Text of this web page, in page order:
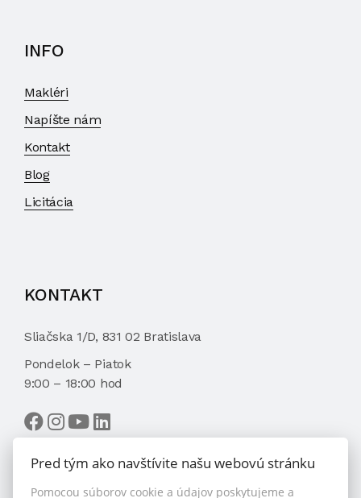
INFO
Makléri
Napíšte nám
Kontakt
Blog
Licitácia
KONTAKT
Sliačska 1/D, 831 02 Bratislava
Pondelok – Piatok
9:00 – 18:00 hod
VYBRAŤ MAKLÉRA
Pred tým ako navštívite našu webovú stránku
Pomocou súborov cookie a údajov poskytujeme a